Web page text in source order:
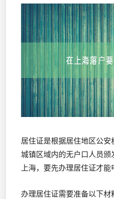
居住证是根据居住地区公
城镇区域内的无户口人员
上海，要先办理居住证才能
办理居住证需要准备以下材